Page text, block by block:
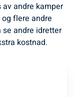
andre kamper
og flere andre
se andre idretter
kostnad.